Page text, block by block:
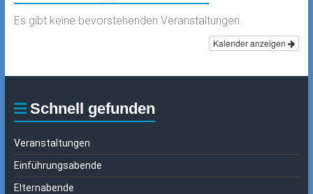
Es gibt keine bevorstehenden Veranstaltungen.
Kalender anzeigen
Schnell gefunden
Veranstaltungen
Einführungsabende
Elternabende